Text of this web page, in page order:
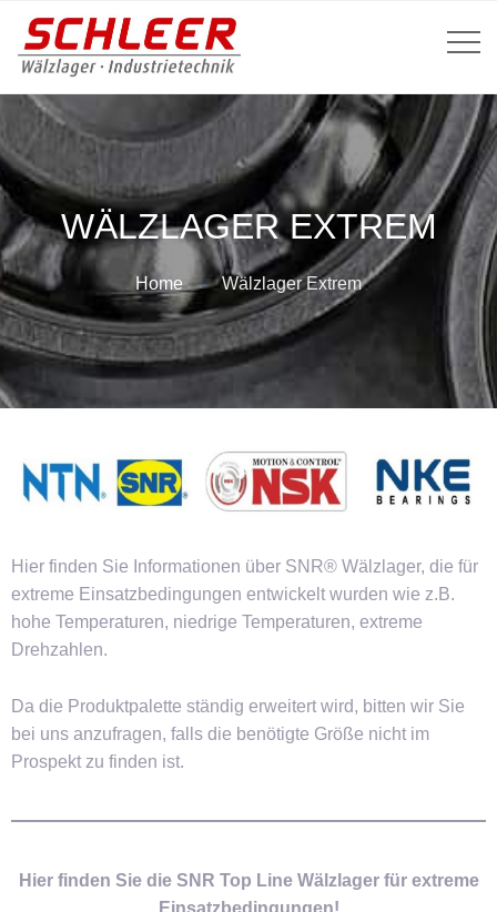
WÄLZLAGER EXTREM
Home Wälzlager Extrem
Hier finden Sie Informationen über SNR® Wälzlager, die für
extreme Einsatzbedingungen entwickelt wurden wie z.B.
hohe Temperaturen, niedrige Temperaturen, extreme
Drehzahlen.
Da die Produktpalette ständig erweitert wird, bitten wir Sie
bei uns anzufragen, falls die benötigte Größe nicht im
Prospekt zu finden ist.
Hier finden Sie die SNR Top Line Wälzlager für extreme
Einsatzbedingungen!